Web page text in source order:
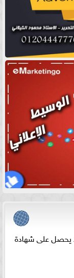
يحصل على شهادة